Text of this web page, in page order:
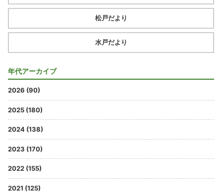
松戸だより
水戸だより
年代アーカイブ
2026 (90)
2025 (180)
2024 (138)
2023 (170)
2022 (155)
2021 (125)